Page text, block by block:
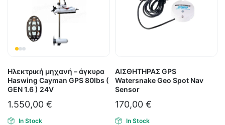
Ηλεκτρική μηχανή – άγκυρα
Haswing Cayman GPS 80lbs (
GEN 1.6 ) 24V
1.550,00 €
In Stock
ΑΙΣΘΗΤΗΡΑΣ GPS
Watersnake Geo Spot Nav
Sensor
170,00 €
In Stock